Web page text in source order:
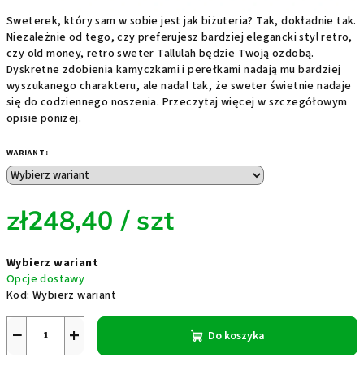
Sweterek, który sam w sobie jest jak biżuteria? Tak, dokładnie tak.
Niezależnie od tego, czy preferujesz bardziej elegancki styl retro,
czy old money, retro sweter Tallulah będzie Twoją ozdobą.
Dyskretne zdobienia kamyczkami i perełkami nadają mu bardziej
wyszukanego charakteru, ale nadal tak, że sweter świetnie nadaje
się do codziennego noszenia. Przeczytaj więcej w szczegółowym
opisie poniżej.
WARIANT:
zł248,40 / szt
jednostkowa:
Wybierz wariant
Opcje dostawy
Kod: Wybierz wariant
+
− Do koszyka